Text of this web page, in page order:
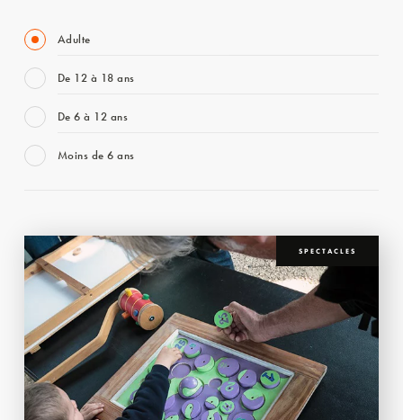
Adulte
De 12 à 18 ans
De 6 à 12 ans
Moins de 6 ans
SPECTACLES